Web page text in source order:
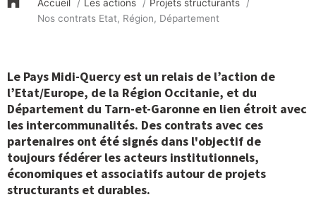
Accueil Les actions
Projets structurants
Nos contrats Etat, Région, Département
Le Pays Midi-Quercy est un relais de l’action de
l’Etat/Europe, de la Région Occitanie, et du
Département du Tarn-et-Garonne en lien étroit avec
les intercommunalités. Des contrats avec ces
partenaires ont été signés dans l'objectif de
toujours fédérer les acteurs institutionnels,
économiques et associatifs autour de projets
structurants et durables.